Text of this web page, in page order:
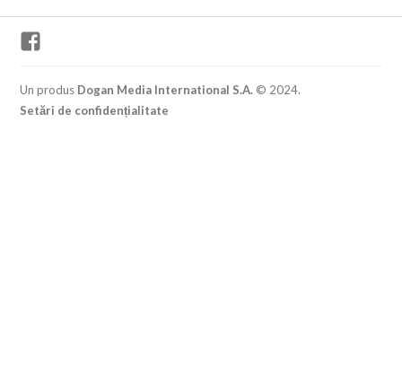
Un produs Dogan Media International S.A. © 2024.
Setări de confidențialitate